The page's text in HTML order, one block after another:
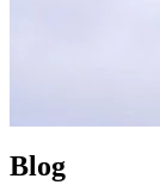
Blog